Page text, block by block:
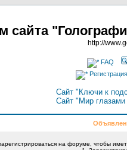
сайта
http://
FAQ
Регистрация
Сайт "Ключи к
Сайт "Мир
на форуме, чтобы